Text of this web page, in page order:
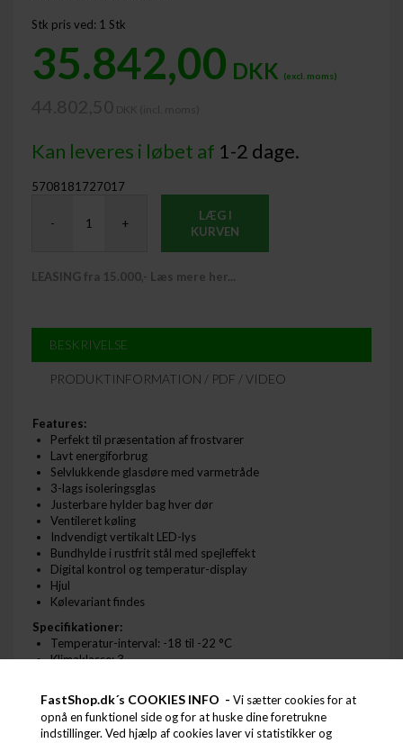
FastShop.dk´s COOKIES INFO - Vi sætter cookies for at
opnå en funktionel side og for at huske dine foretrukne
indstillinger. Ved hjælp af cookies laver vi statistikker og
Stk pris ved: 1 Stk
35.842,00 DKK (excl. moms)
Kan leveres i løbet af 1-2 dage.
5708181727017
- +
LÆG I
KURVEN
LEASING fra 15.000,- Læs mere her...
BESKRIVELSE
PRODUKTINFORMATION / PDF / VIDEO
Features:
Perfekt til præsentation af frostvarer
Lavt energiforbrug
Selvlukkende glasdøre med varmetråde
3-lags isoleringsglas
Justerbare hylder bag hver dør
Ventileret køling
Indvendigt vertikalt LED-lys
Bundhylde i rustfrit stål med spejleffekt
Digital kontrol og temperatur-display
Hjul
Kølevariant findes
Specifikationer:
Temperatur-interval: -18 til -22 °C
Klimaklasse: 3
Total udstillingsareal: 2.09 m²
Hjul: 6 hjul
Eksteriør: Sort RAL9005